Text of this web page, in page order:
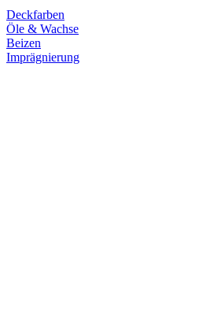
Deckfarben
Öle & Wachse
Beizen
Imprägnierung